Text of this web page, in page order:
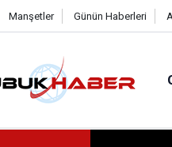
Manşetler Günün Haberleri